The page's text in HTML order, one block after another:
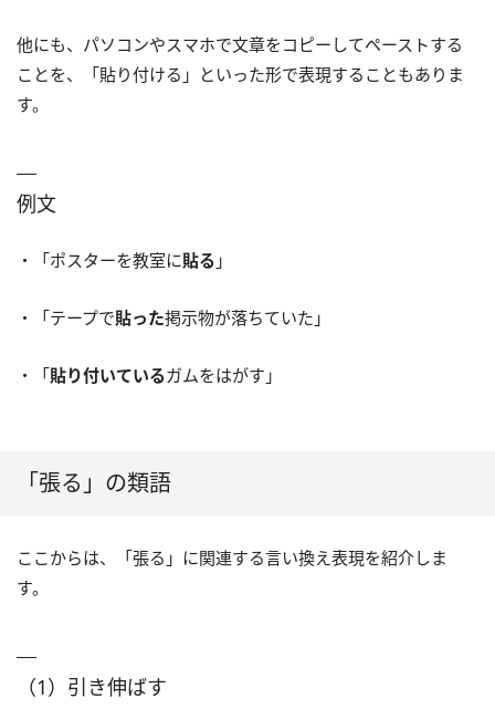
他にも、パソコンやスマホで文章をコピーしてペーストする
ことを、「貼り付ける」といった形で表現することもありま
す。
例文
・「ポスターを教室に貼る 」
・「テープで貼った掲示物が落ちていた」
・「貼り付いているガムをはがす」
「張る」の類語
ここからは、「張る」に関連する言い換え表現を紹介しま
す。
（1）引き伸ばす